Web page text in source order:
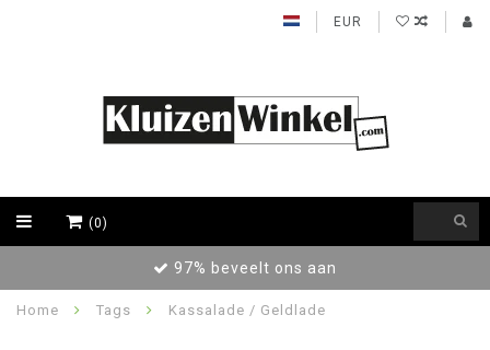
EUR
(0)
Home Tags Kassalade / Geldlade